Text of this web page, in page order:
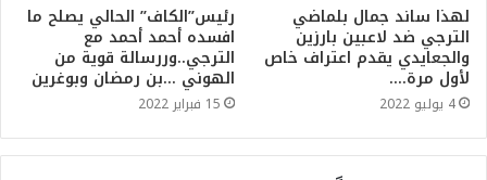
لهذا ساند جمال بلماضي
الترجي ضد لاعبين بارزين
والجعايدي يقدم اعتراف خاص
لأول مرة….
4 يوليو 2022
رئيس”الكاف” الحالي يصلح ما
افسده أحمد أحمد مع
الترجي..وررسالة قوية من
الهوني …بن رمضان وبوغرين
15 فبراير 2022